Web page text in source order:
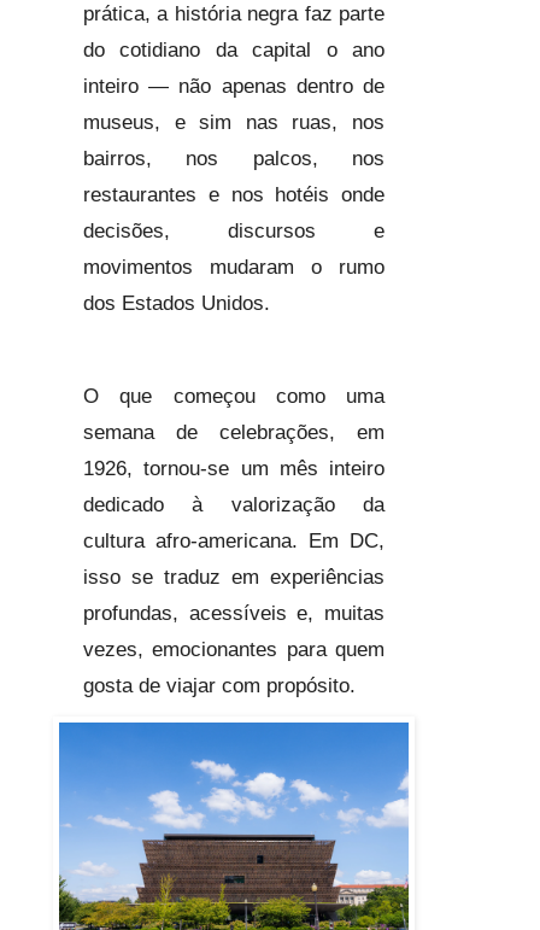
prática, a história negra faz parte
do cotidiano da capital o ano
inteiro — não apenas dentro de
museus, e sim nas ruas, nos
bairros, nos palcos, nos
restaurantes e nos hotéis onde
decisões, discursos e
movimentos mudaram o rumo
dos Estados Unidos.
O que começou como uma
semana de celebrações, em
1926, tornou-se um mês inteiro
dedicado à valorização da
cultura afro-americana. Em DC,
isso se traduz em experiências
profundas, acessíveis e, muitas
vezes, emocionantes para quem
gosta de viajar com propósito.